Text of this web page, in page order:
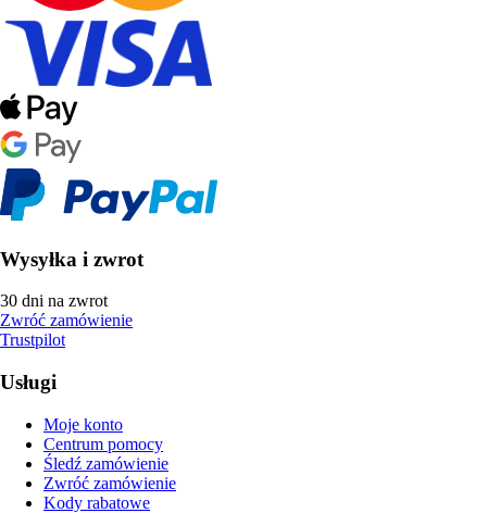
Wysyłka i zwrot
30 dni na zwrot
Zwróć zamówienie
Trustpilot
Usługi
Moje konto
Centrum pomocy
Śledź zamówienie
Zwróć zamówienie
Kody rabatowe